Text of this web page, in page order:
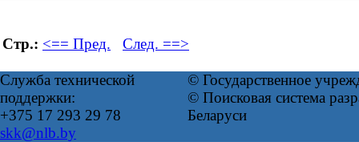
Стр.: <== Пред. След. ==>
Служба технической
поддержки:
+375 17 293 29 78
skk@nlb.by
© Государственное
© Поисковая система
Беларуси